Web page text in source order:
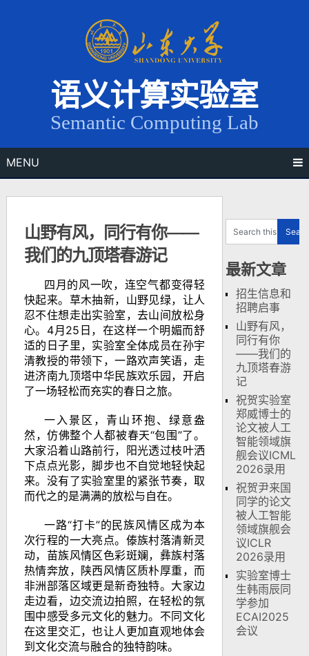
语义计算实验室
Semantic Computing Lab
MENU
山野有风，同行有你——
我们的九顶塔春游记
四月的风一吹，连空气都变得轻
快起来。草木抽新，山野见绿，让人
忍不住想走出实验室，去山间放松身
心。 4月 25 日，在这样一个明媚而舒
适的日子里，实验室全体成员在孙宇
清教授的带领下，一路欢声笑语，走
进济南九顶塔中华民族欢乐园，开启
了一场轻松而充实的春日之旅。
一入景区，青山环抱、绿意盎
然，仿佛整个人都被春天“包围”了。
大家沿着山路前行，阳光透过枝叶洒
下点点光影，脚步也不自觉地轻快起
来。没有了实验室里的紧张节奏，取
而代之的是满满的放松与自在。
一路“打卡”的民族风情区成为本
次行程的一大亮点。傣族村落清新灵
动，苗族风情区色彩斑斓，彝族村落
热情奔放，陕西风情区质朴厚重，而
非洲部落区域更是新奇独特。大家边
走边看，边交流边拍照，在轻松的氛
围中感受多元文化的魅力。不同文化
在这里交汇，也让人更加直观地体会
到文化交流与融合的独特韵味。
最新文章
招生信息和
招聘启事
山野有风，
同行有你
——我们的
九顶塔春游
记
祝贺实验室
郑威博士的
论文被人工
智能领域旗
舰会议ICML
2026录用
祝贺尹来国
同学的论文
被人工智能
领域旗舰会
议ICLR
2026录用
实验室博士
生韩雨辰同
学参加
ECAI2025
会议